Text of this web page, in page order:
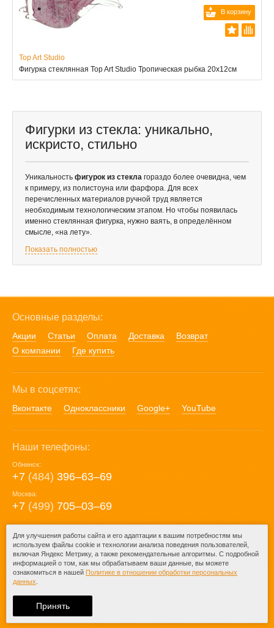
В корзину
Top Art Studio
Фигурка стеклянная Top Art Studio Тропическая рыбка 20x12см
Фигурки из стекла: уникально,
искристо, стильно
Уникальность фигурок из стекла гораздо более очевидна, чем
к примеру, из полистоуна или фарфора. Для всех
перечисленных материалов ручной труд является
необходимым технологическим этапом. Но чтобы появилась
именно стеклянная фигурка, нужно ваять, в определённом
смысле, «на лету».
Показать полностью
Основные разделы:
Акции Статьи Оплата Доставка
Возврат
О компании
Где купить
Мы в соцсетях:
Вконтакте Одноклассники Google+ YouTube
Наши телефоны:
Обнинск:
+7 (484) 396‒63‒69
Москва:
+7 (499) 705‒03‒69
E-mail:
mail@posuda40.ru
При любом копировании информации
ссылка на
Для улучшения работы сайта и его адаптации к вашим потребностям мы
используем файлы cookie и технологии анализа поведения пользователей,
включая Яндекс Метрику, а также рекомендательные алгоритмы. С подробной
информацией о том, как мы обрабатываем ваши данные, вы можете
ознакомиться в нашей Политике в отношении обработки персональных
данных
Принять